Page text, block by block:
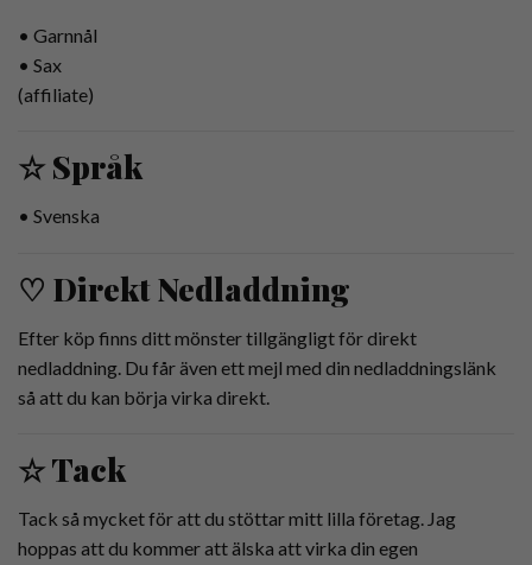
• Garnnål
• Sax
(affiliate)
☆ Språk
• Svenska
♡ Direkt Nedladdning
Efter köp finns ditt mönster tillgängligt för direkt
nedladdning. Du får även ett mejl med din nedladdningslänk
så att du kan börja virka direkt.
☆ Tack
Tack så mycket för att du stöttar mitt lilla företag. Jag
hoppas att du kommer att älska att virka din egen